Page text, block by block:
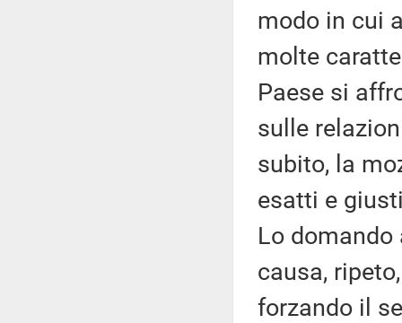
modo in cui
molte
Paese si
sulle
subito, la
esatti e
Lo
causa,
forzando il